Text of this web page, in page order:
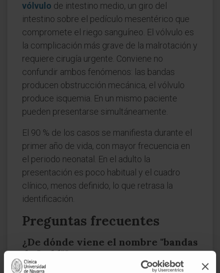
vólvulo de intestino medio, un giro del
intestino sobre el pedículo mesentérico que
compromete el riego sanguíneo. El vólvulo es
la complicación más grave de la malrotación y
requiere cirugía urgente. Conviene no
confundir ambos fenómenos: las bandas
producen obstrucción mecánica, el vólvulo
produce isquemia. En un mismo paciente
pueden presentarse simultáneamente.
El 90 % de los casos se manifiesta durante el
primer año de vida, con mayor frecuencia en
el periodo neonatal. En el adulto la
presentación es poco habitual y el cuadro
clínico, menos definido, lo que retrasa la
identificación.
Preguntas frecuentes
¿De dónde viene el nombre "bandas
de Ladd"?